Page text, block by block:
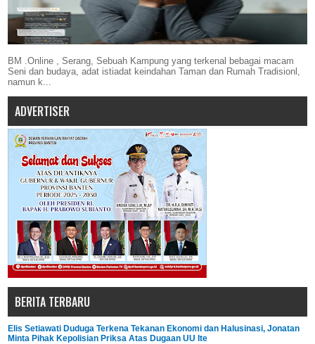
BM .Online , Serang, Sebuah Kampung yang terkenal bebagai macam
Seni dan budaya, adat istiadat keindahan Taman dan Rumah Tradisionl,
namun k...
ADVERTISER
BERITA TERBARU
Elis Setiawati Duduga Terkena Tekanan Ekonomi dan Halusinasi, Jonatan
Minta Pihak Kepolisian Priksa Atas Dugaan UU Ite